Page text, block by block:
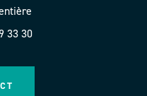
33 30